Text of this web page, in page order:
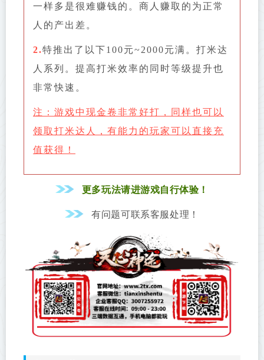
一样多是很难赚钱的。商人赚取的为正常
人的产出差。
2.特推出了以下100元~2000元满。打米达
人系列。提高打米效率的同时等级提升也
非常快速。
注：游戏中现金卷非常好打，同样也可以
领取打米达人，有能力的玩家可以直接充
值获得！
更多玩法请进游戏自行体验！
有问题可联系客服处理！